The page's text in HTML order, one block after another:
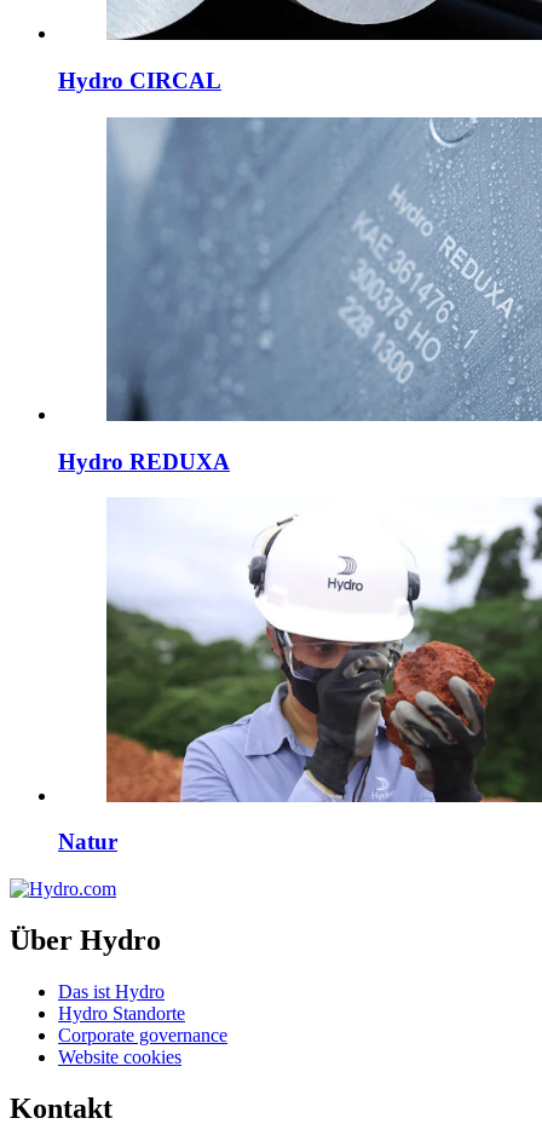
Hydro CIRCAL
Hydro REDUXA
Natur
Über Hydro
Das ist Hydro
Hydro Standorte
Corporate governance
Website cookies
Kontakt